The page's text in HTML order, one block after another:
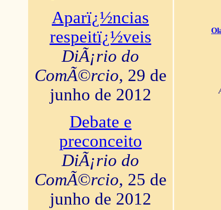
Aparï¿½ncias
respeitï¿½veis
DiÃ¡rio do
ComÃ©rcio, 29 de
junho de 2012
Debate e
preconceito
DiÃ¡rio do
ComÃ©rcio, 25 de
junho de 2012